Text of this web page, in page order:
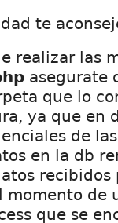
te
realizar las
asegurate
que lo
ya que en
de
en la db
recibidos
momento de
que se